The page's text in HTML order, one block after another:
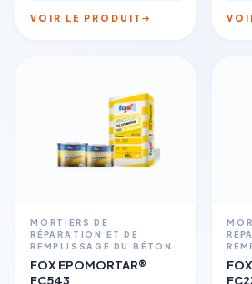
VOIR LE PRODUIT
MORTIERS DE
RÉPARATION ET DE
REMPLISSAGE DU BÉTON
FOX EPOMORTAR®
FC543